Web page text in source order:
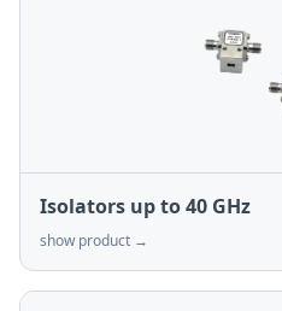
Isolators up to 40 GHz
show product →